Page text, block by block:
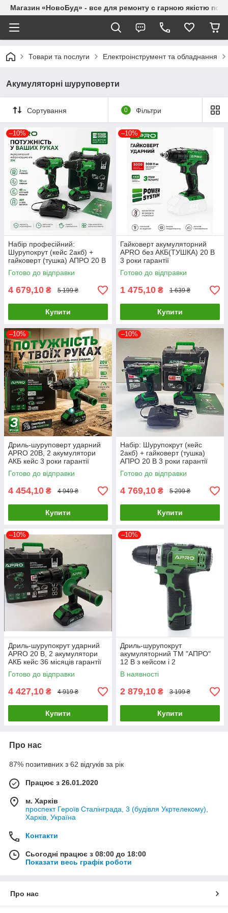
Магазин «НовоБуд» - все для ремонту с гарною якістю по
Товари та послуги Електроінструмент та обладнання
Акумуляторні шуруповерти
Сортування 0 Фільтри
–10%
Набір професійний:
Шурупокрут (кейс 2акб) +
гайковерт (тушка) АПРО 20 В
3 роки гарантії
Готово до відправки
4 679,10 ₴ 5 199 ₴
Купити
–10%
Гайковерт акумуляторний
APRO без АКБ(ТУШКА) 20 В
3 роки гарантії
Готово до відправки
1 475,10 ₴ 1 639 ₴
Купити
–10%
Дриль-шуруповерт ударний
APRO 20В, 2 акумулятори
АКБ кейс 3 роки гарантії
Готово до відправки
4 454,10 ₴ 4 949 ₴
Купити
–10%
Набір: Шурупокрут (кейс
2акб) + гайковерт (тушка)
АПРО 20 В 3 роки гарантії
Готово до відправки
4 769,10 ₴ 5 299 ₴
Купити
–10%
Дриль-шурупокрут ударний
APRO 20 В, 2 акумулятори
АКБ кейс 36 місяців гарантії
Готово до відправки
4 427,10 ₴ 4 919 ₴
Купити
–10%
Дриль-шурупокрут
акумуляторний ТМ "АПРО"
12 В з кейсом і 2
акумуляторами на 1,5 А
(APRO 885003)
В наявності
2 879,10 ₴ 3 199 ₴
Купити
Про нас
87% позитивних з 62 відгуків за рік
Працює з 26.01.2020
м. Харків
проспект Героїв Сталінграда, 3 (будівля Укртелекому),
Харків, Україна
Контакти
Сьогодні працює з 08:00 до 18:00
Показати весь графік роботи
Про нас